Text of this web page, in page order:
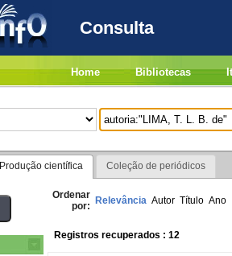
Consulta
Home Bibliotecas
Produção científica Coleção de periódicos
Ordenar
por: Relevância Autor Título Ano
Registros recuperados : 12